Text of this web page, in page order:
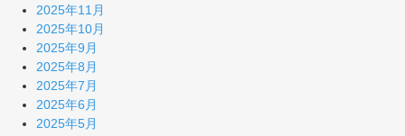
2025年11月
2025年10月
2025年9月
2025年8月
2025年7月
2025年6月
2025年5月